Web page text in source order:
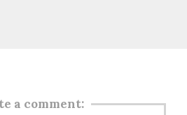
a comment: